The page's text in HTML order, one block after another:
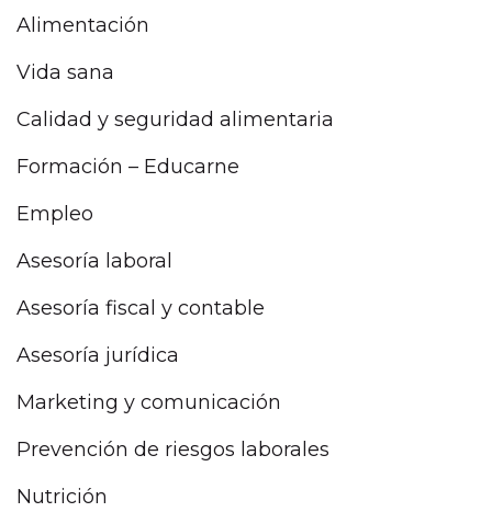
Alimentación
Vida sana
Calidad y seguridad alimentaria
Formación – Educarne
Empleo
Asesoría laboral
Asesoría fiscal y contable
Asesoría jurídica
Marketing y comunicación
Prevención de riesgos laborales
Nutrición